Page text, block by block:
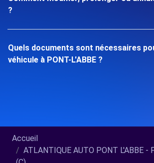
?
Quels documents sont nécessaires
véhicule à PONT-L'ABBE ?
Accueil
ATLANTIQUE AUTO PONT L'ABBE -